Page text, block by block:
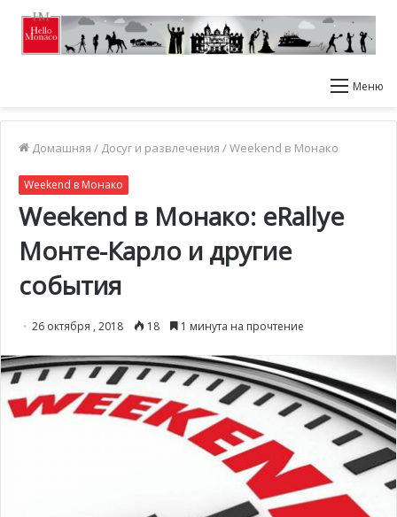
Меню
Домашняя / Досуг и развлечения /Weekend в Монако
Weekend в Монако
Weekend в Монако: eRallye
Монте-Карло и другие
события
26 октября , 2018 18 1 минута на прочтение